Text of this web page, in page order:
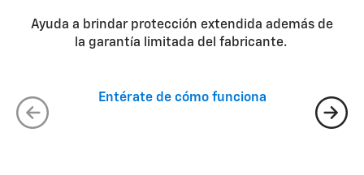
Ayuda a brindar protección extendida además de
la garantía limitada del fabricante.
Entérate de cómo funciona